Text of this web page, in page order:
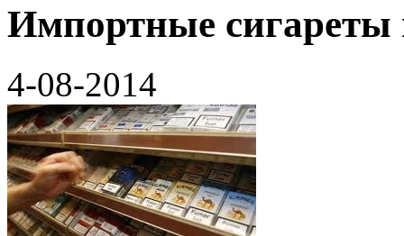
Импортные сигареты
4-08-2014